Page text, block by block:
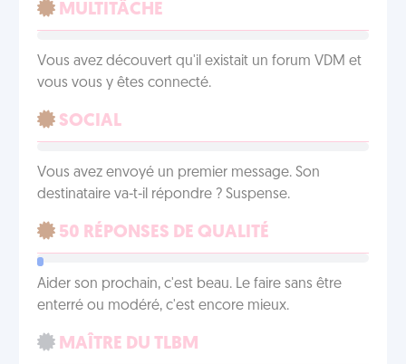
MULTITÂCHE
Vous avez découvert qu'il existait un forum VDM et
vous vous y êtes connecté.
SOCIAL
Vous avez envoyé un premier message. Son
destinataire va-t-il répondre ? Suspense.
50 RÉPONSES DE QUALITÉ
Aider son prochain, c'est beau. Le faire sans être
enterré ou modéré, c'est encore mieux.
MAÎTRE DU TLBM